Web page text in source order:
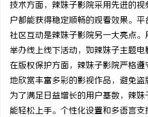
技术方面，辣妹子影院采用先进的
户都能获得稳定顺畅的观看效果。
社区互动是辣妹子影院另一大亮点
举办线上线下活动，如辣妹子主题
在版权保护方面，辣妹子影院严格
地欣赏丰富多彩的影视作品，避免
为了满足日益增长的用户基数，辣
能轻松上手。个性化设置和多语言